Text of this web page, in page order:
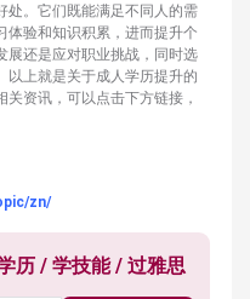
处。它们既能满足不同人的需
体验和知识积累，进而提升个
展还是应对职业挑战，同时选
以上就是关于成人学历提升的
资讯，可以点击下方链接，
zn/
历 / 学技能 / 过雅思